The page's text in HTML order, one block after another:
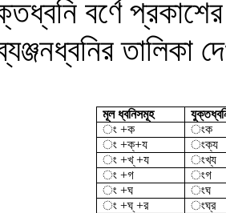
বর্ণে
তালিকা
মূল ধ্বনিসমূহ
ং +ক
ংক
ং +ক্+য
ংক্য
ং +খ্ +য
ংখ্য
ং +গ
ংগ
ং +ঘ
ংঘ
ং +ঘ্ +র
ংঘ্র